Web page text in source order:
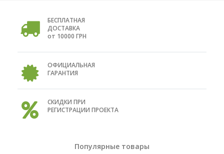
БЕСПЛАТНАЯ
ДОСТАВКА
от 10000 ГРН
ОФИЦИАЛЬНАЯ
ГАРАНТИЯ
СКИДКИ ПРИ
РЕГИСТРАЦИИ ПРОЕКТА
Популярные товары